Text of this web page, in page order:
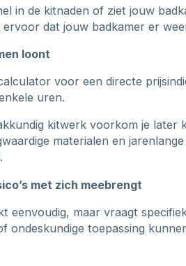
in de kitnaden of ziet jouw
dat jouw badkamer er
loont
voor een directe
uren.
kitwerk voorkom je later
materialen en
met zich meebrengt
eenvoudig, maar vraagt
ondeskundige toepassing